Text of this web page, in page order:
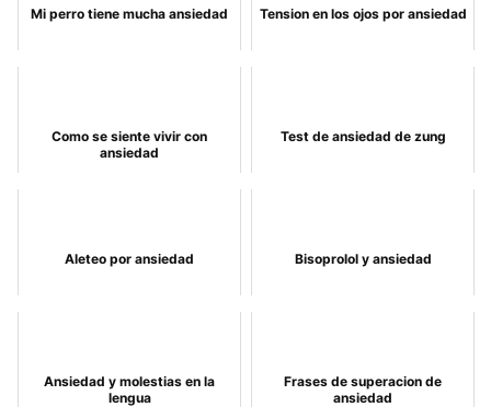
Mi perro tiene mucha ansiedad Tension en los ojos por ansiedad
Como se siente vivir con
ansiedad
Test de ansiedad de zung
Aleteo por ansiedad Bisoprolol y ansiedad
Ansiedad y molestias en la
lengua
Frases de superacion de
ansiedad